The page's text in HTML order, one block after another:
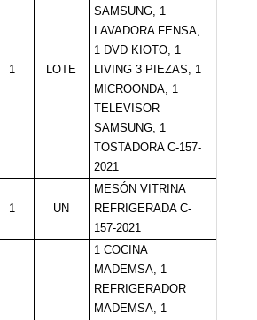
1 LOTE
SAMSUNG, 1
LAVADORA FENSA,
1 DVD KIOTO, 1
LIVING 3 PIEZAS, 1
MICROONDA, 1
TELEVISOR
SAMSUNG, 1
TOSTADORA C-157-
2021
1 UN
MESÓN VITRINA
REFRIGERADA C-
157-2021
1 COCINA
MADEMSA, 1
REFRIGERADOR
MADEMSA, 1